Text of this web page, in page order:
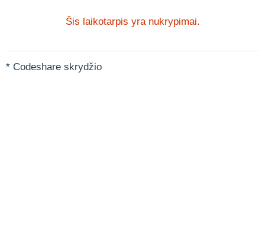
Šis laikotarpis yra nukrypimai.
* Codeshare skrydžio